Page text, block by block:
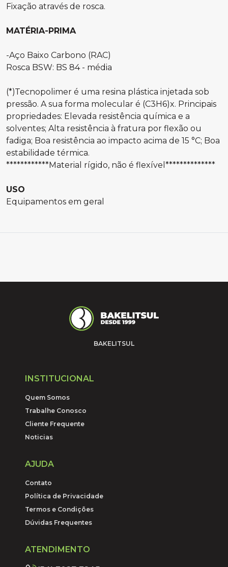
Fixação através de rosca.
MATÉRIA-PRIMA
-Aço Baixo Carbono (RAC)
Rosca BSW: BS 84 - média
(*)Tecnopolimer é uma resina plástica injetada sob
pressão. A sua forma molecular é (C3H6)x. Principais
propriedades: Elevada resistência química e a
solventes; Alta resistência à fratura por flexão ou
fadiga; Boa resistência ao impacto acima de 15 °C; Boa
estabilidade térmica.
************Material rígido, não é flexível**************
USO
Equipamentos em geral
BAKELITSUL
INSTITUCIONAL
Quem Somos
Trabalhe Conosco
Cliente Frequente
Noticias
AJUDA
Contato
Política de Privacidade
Termos e Condições
Dúvidas Frequentes
ATENDIMENTO